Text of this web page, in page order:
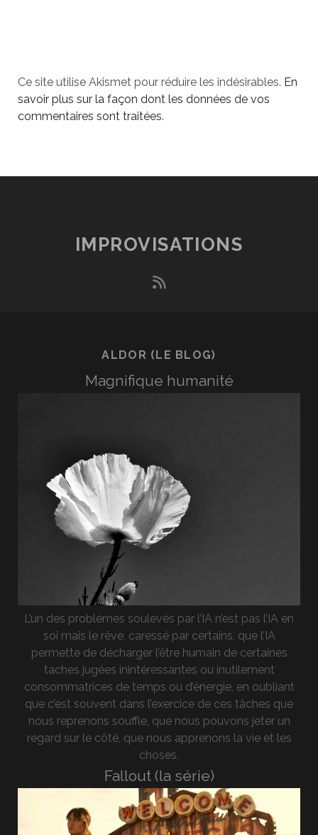
Ce site utilise Akismet pour réduire les indésirables. En
savoir plus sur la façon dont les données de vos
commentaires sont traitées.
IMPROVISATIONS
rss
ALDOR (LE BLOG)
Magnifique humanité
L’un des problèmes soulevés par l’IA n’est pas l’IA en
soi mais le rêve, caressé par certains, que l’IA
permette de décharger l’être humain de certaines
taches jugées inintéressantes ou inutilement
consommatrices de temps ou d’énergie, en oubliant
que c’est souvent dans l’exercice de ces tâches que
nous reprenons souffle, que nous pouvons jeter un
regard sur le côté, que nous apprenons la vie et les
choses.
Fallout (la série)